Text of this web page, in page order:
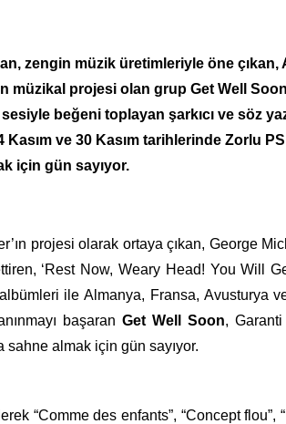
zengin müzik üretimleriyle öne çıkan,
müzikal projesi olan grup Get Well
beğeni toplayan şarkıcı ve söz
ve 30 Kasım tarihlerinde Zorlu
için gün sayıyor.
projesi olarak ortaya çıkan, George
‘Rest Now, Weary Head! You Will
ile Almanya, Fransa, Avusturya
başaran Get Well Soon,
sahne almak için gün sayıyor.
“Comme des enfants”, “Concept flou”,